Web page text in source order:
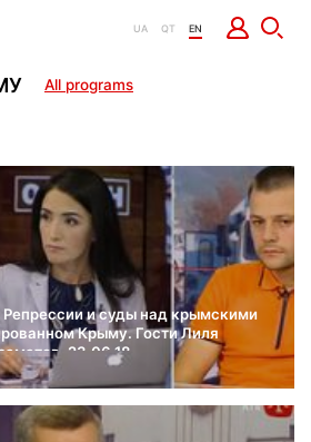
UA QT EN
All programs
и суды над крымскими
Крыму. Гости Лиля
23.06.18